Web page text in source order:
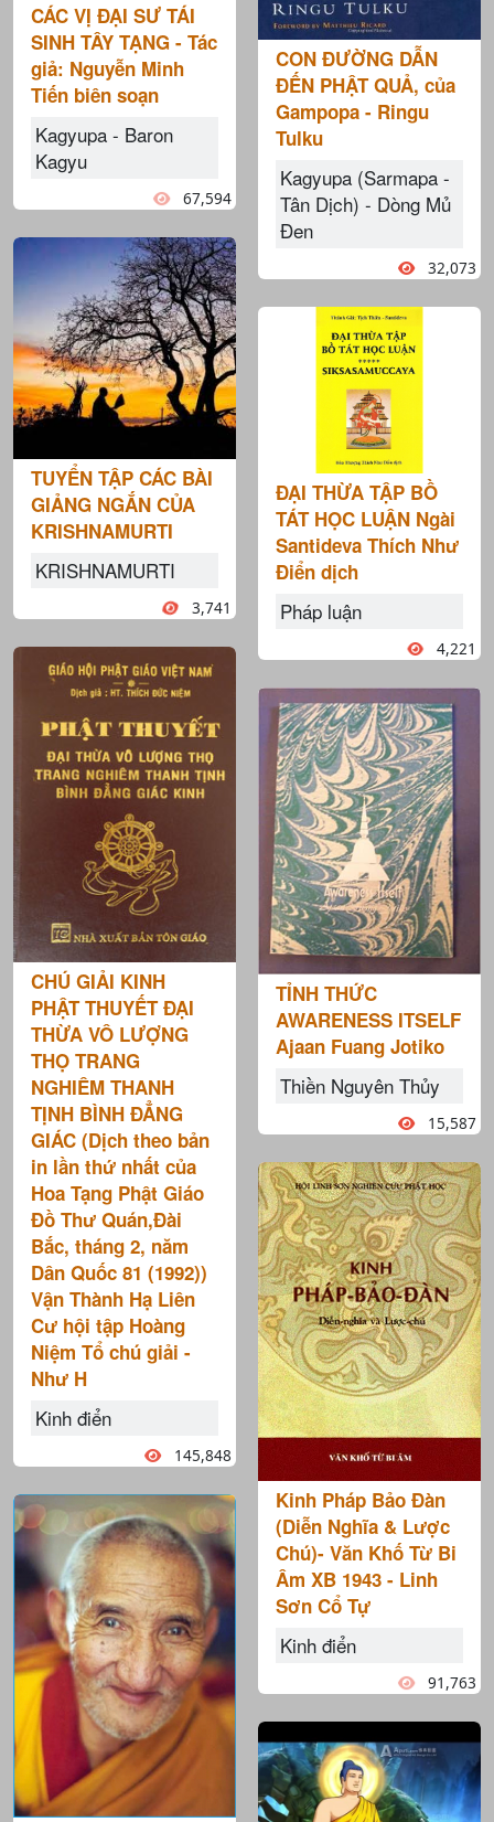
CÁC VỊ ĐẠI SƯ TÁI
SINH TÂY TẠNG - Tác
giả: Nguyễn Minh
Tiến biên soạn
Kagyupa - Baron
Kagyu
67,594
TUYỂN TẬP CÁC BÀI
GIẢNG NGẮN CỦA
KRISHNAMURTI
KRISHNAMURTI
3,741
CHÚ GIẢI KINH
PHẬT THUYẾT ĐẠI
THỪA VÔ LƯỢNG
THỌ TRANG
NGHIÊM THANH
TỊNH BÌNH ĐẲNG
GIÁC (Dịch theo bản
in lần thứ nhất của
Hoa Tạng Phật Giáo
Ðồ Thư Quán,Ðài
Bắc, tháng 2, năm
Dân Quốc 81 (1992))
Vận Thành Hạ Liên
Cư hội tập Hoàng
Niệm Tổ chú giải -
Như H
Kinh điển
145,848
CON ĐƯỜNG DẪN
ĐẾN PHẬT QUẢ, của
Gampopa - Ringu
Tulku
Kagyupa (Sarmapa -
Tân Dịch) - Dòng Mủ
Đen
32,073
ĐẠI THỪA TẬP BỒ
TÁT HỌC LUẬN Ngài
Santideva Thích Như
Điển dịch
Pháp luận
4,221
TỈNH THỨC
AWARENESS ITSELF
Ajaan Fuang Jotiko
Thiền Nguyên Thủy
15,587
Kinh Pháp Bảo Đàn
(Diễn Nghĩa & Lược
Chú)- Văn Khố Từ Bi
Âm XB 1943 - Linh
Sơn Cổ Tự
Kinh điển
91,763